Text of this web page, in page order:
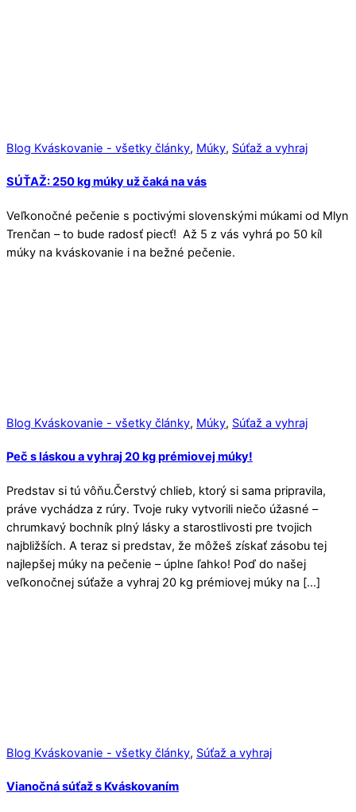
Blog Kváskovanie - všetky články, Múky, Súťaž a vyhraj
SÚŤAŽ: 250 kg múky už čaká na vás
Veľkonočné pečenie s poctivými slovenskými múkami od Mlyn
Trenčan – to bude radosť piecť! Až 5 z vás vyhrá po 50 kíl
múky na kváskovanie i na bežné pečenie.
Blog Kváskovanie - všetky články, Múky, Súťaž a vyhraj
Peč s láskou a vyhraj 20 kg prémiovej múky!
Predstav si tú vôňu.Čerstvý chlieb, ktorý si sama pripravila,
práve vychádza z rúry. Tvoje ruky vytvorili niečo úžasné –
chrumkavý bochník plný lásky a starostlivosti pre tvojich
najbližších. A teraz si predstav, že môžeš získať zásobu tej
najlepšej múky na pečenie – úplne ľahko! Poď do našej
veľkonočnej súťaže a vyhraj 20 kg prémiovej múky na […]
Blog Kváskovanie - všetky články, Súťaž a vyhraj
Vianočná súťaž s Kváskovaním